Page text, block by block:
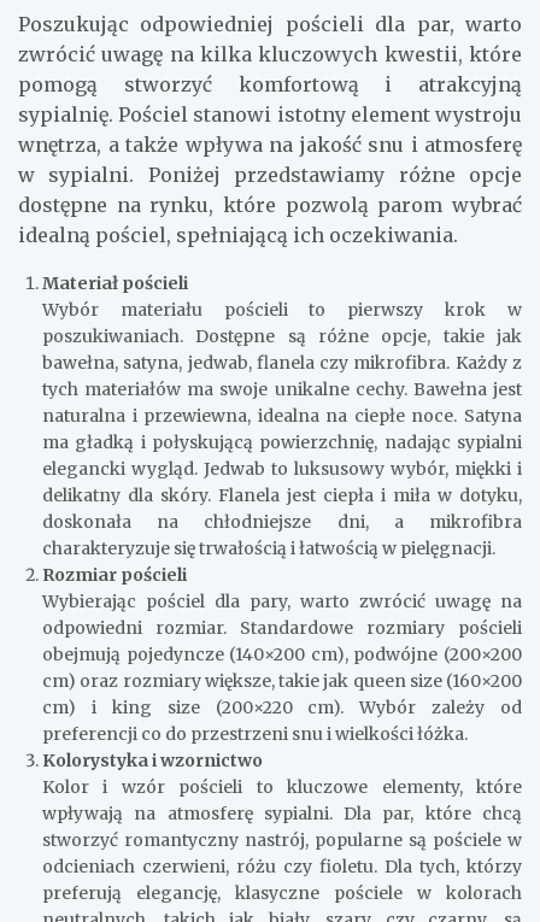
Poszukując odpowiedniej pościeli dla par, warto
zwrócić uwagę na kilka kluczowych kwestii, które
pomogą stworzyć komfortową i atrakcyjną
sypialnię. Pościel stanowi istotny element wystroju
wnętrza, a także wpływa na jakość snu i atmosferę
w sypialni. Poniżej przedstawiamy różne opcje
dostępne na rynku, które pozwolą parom wybrać
idealną pościel, spełniającą ich oczekiwania.
Materiał pościeli
Wybór materiału pościeli to pierwszy krok w
poszukiwaniach. Dostępne są różne opcje, takie jak
bawełna, satyna, jedwab, flanela czy mikrofibra. Każdy z
tych materiałów ma swoje unikalne cechy. Bawełna jest
naturalna i przewiewna, idealna na ciepłe noce. Satyna
ma gładką i połyskującą powierzchnię, nadając sypialni
elegancki wygląd. Jedwab to luksusowy wybór, miękki i
delikatny dla skóry. Flanela jest ciepła i miła w dotyku,
doskonała na chłodniejsze dni, a mikrofibra
charakteryzuje się trwałością i łatwością w pielęgnacji.
Rozmiar pościeli
Wybierając pościel dla pary, warto zwrócić uwagę na
odpowiedni rozmiar. Standardowe rozmiary pościeli
obejmują pojedyncze (140×200 cm), podwójne (200×200
cm) oraz rozmiary większe, takie jak queen size (160×200
cm) i king size (200×220 cm). Wybór zależy od
preferencji co do przestrzeni snu i wielkości łóżka.
Kolorystyka i wzornictwo
Kolor i wzór pościeli to kluczowe elementy, które
wpływają na atmosferę sypialni. Dla par, które chcą
stworzyć romantyczny nastrój, popularne są pościele w
odcieniach czerwieni, różu czy fioletu. Dla tych, którzy
preferują elegancję, klasyczne pościele w kolorach